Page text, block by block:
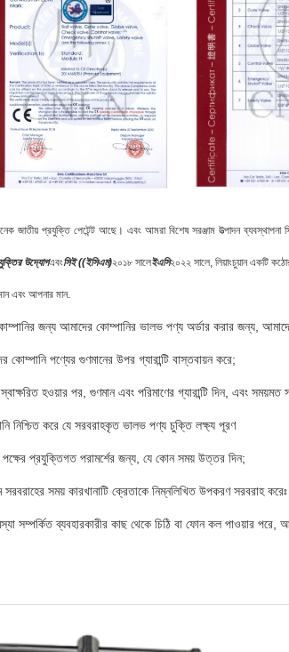
জাতীয় প্রযুক্তি পেটেন্ট আছে। এবং আমরা বিশেষ সরঞ্জাম উত্পাদন ব্যবস্থাপনা
উদ্যোগএবংসিই ((ইসিএম)২০১৮ সালেইএসি২০২২ সালে, লিয়াংচুয়ান একটি
মান এবং আপনার মান.
জন্য আমাদের কোম্পানির ভালভ পণ্য অর্ডার করার জন্য,
কোম্পানি পণ্যের গুণমানের উপর গ্যারান্টি বাস্তবায়ন করে;
হওয়ার পর, গুণমান এবং পরিমাণের গ্যারান্টি দিন, এবং
নিশ্চিত করে যে সরবরাহকৃত ভালভ পণ্য চুক্তি লক্ষ্য পূরণ
পক্ষের প্রযুক্তিগত পরামর্শের জন্য, যে কোন সময় উত্তর দিন;
সরবরাহের সময় কারখানাটি ক্রেতাকে নিম্নলিখিত উপকরণ সরবরাহ
সম্পর্কিত ব্যবহারকারীর কাছ থেকে চিঠি বা ফোন কল পাওয়ার পরে,